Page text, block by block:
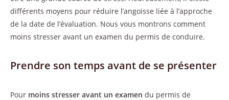
différents moyens pour réduire l’angoisse liée à l’approche
de la date de l’évaluation. Nous vous montrons comment
moins stresser avant un examen du permis de conduire.
Prendre son temps avant de se présenter
Pour moins stresser avant un examen du permis de